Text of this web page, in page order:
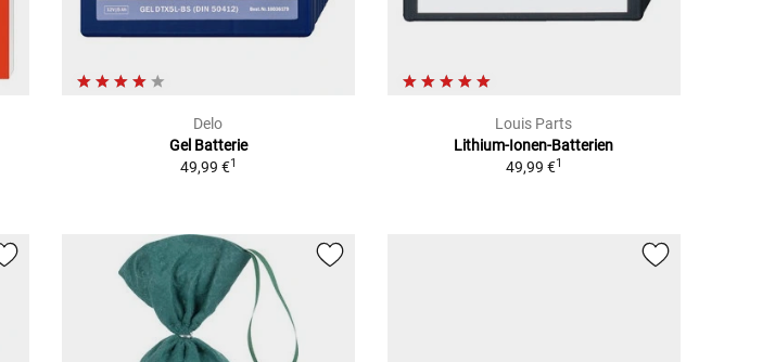
Delo
Gel Batterie
49,99 €1
Louis Parts
Lithium-Ionen-Batterien
49,99 €1